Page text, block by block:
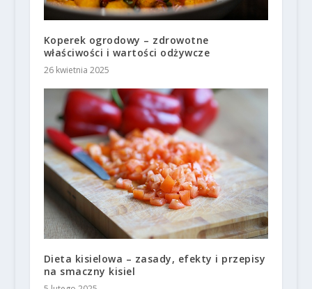
Koperek ogrodowy – zdrowotne
właściwości i wartości odżywcze
26 kwietnia 2025
Dieta kisielowa – zasady, efekty i przepisy
na smaczny kisiel